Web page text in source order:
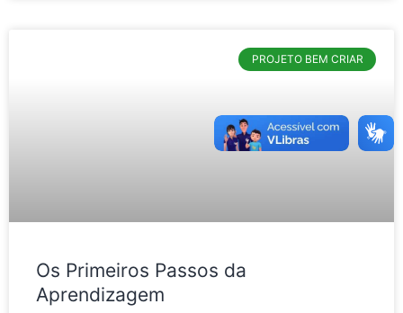
PROJETO BEM CRIAR
Os Primeiros Passos da
Aprendizagem